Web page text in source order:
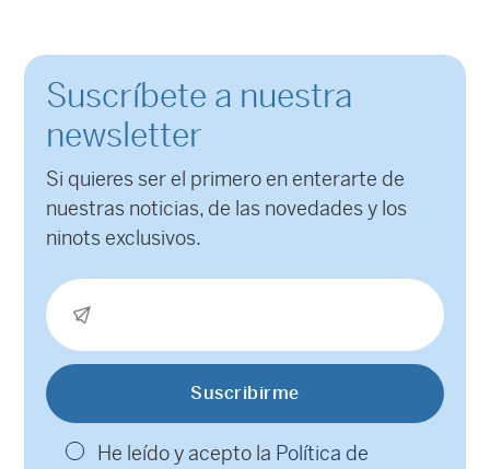
Suscríbete a nuestra
newsletter
Si quieres ser el primero en enterarte de
nuestras noticias, de las novedades y los
ninots exclusivos.
He leído y acepto la Política de